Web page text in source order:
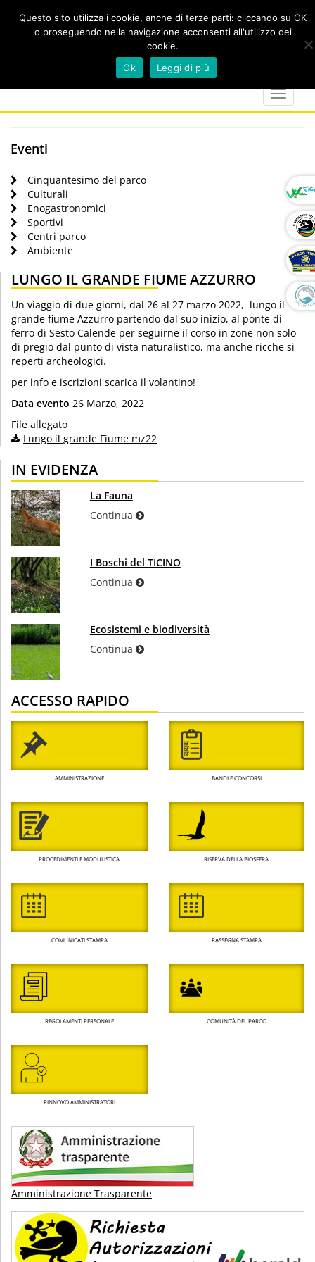
marker
calendar
Toggle
Eventi
Cinquantesimo del parco
Culturali
Enogastronomici
Sportivi
Centri parco
Ambiente
LUNGO IL GRANDE FIUME AZZURRO
Un viaggio di due giorni, dal 26 al 27 marzo 2022, lungo il
grande fiume Azzurro partendo dal suo inizio, al ponte di
ferro di Sesto Calende per seguirne il corso in zone non solo
di pregio dal punto di vista naturalistico, ma anche ricche si
reperti archeologici.
per info e iscrizioni scarica il volantino!
Data evento 26 Marzo, 2022
File allegato
Lungo il grande Fiume mz22
IN EVIDENZA
La Fauna
Continua
I Boschi del TICINO
Continua
Ecosistemi e biodiversità
Continua
ACCESSO RAPIDO
AMMINISTRAZIONE BANDI E CONCORSI
PROCEDIMENTI E MODULISTICA RISERVA DELLA BIOSFERA
COMUNICATI STAMPA RASSEGNA STAMPA
REGOLAMENTI PERSONALE COMUNITÀ DEL PARCO
RINNOVO AMMINISTRATORI
Amministrazione Trasparente
Questo sito utilizza i cookie, anche di terze parti: cliccando su OK
o proseguendo nella navigazione acconsenti all'utilizzo dei
cookie.
Ok
Leggi di più